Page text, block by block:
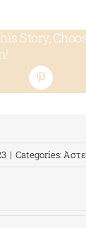
Story,
| Categories: